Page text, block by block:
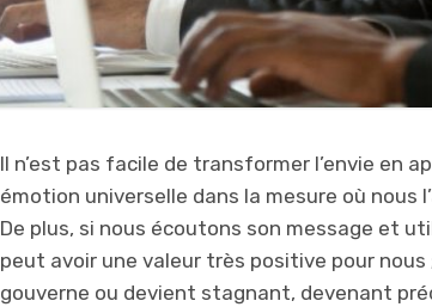
Il n’est pas facile de transformer l’envie en
émotion universelle dans la mesure où nous
De plus, si nous écoutons son message et
peut avoir une valeur très positive pour nous
gouverne ou devient stagnant, devenant